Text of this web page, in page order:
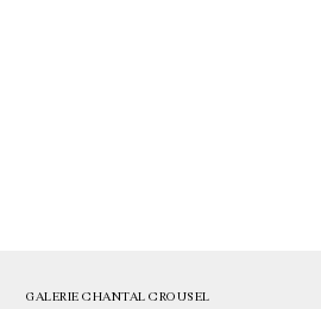
GALERIE CHANTAL CROUSEL